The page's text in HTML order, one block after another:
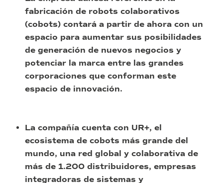
fabricación de robots colaborativos
(cobots) contará a partir de ahora con un
espacio para aumentar sus posibilidades
de generación de nuevos negocios y
potenciar la marca entre las grandes
corporaciones que conforman este
espacio de innovación.
La compañía cuenta con UR+, el
ecosistema de cobots más grande del
mundo, una red global y colaborativa de
más de 1.200 distribuidores, empresas
integradoras de sistemas y